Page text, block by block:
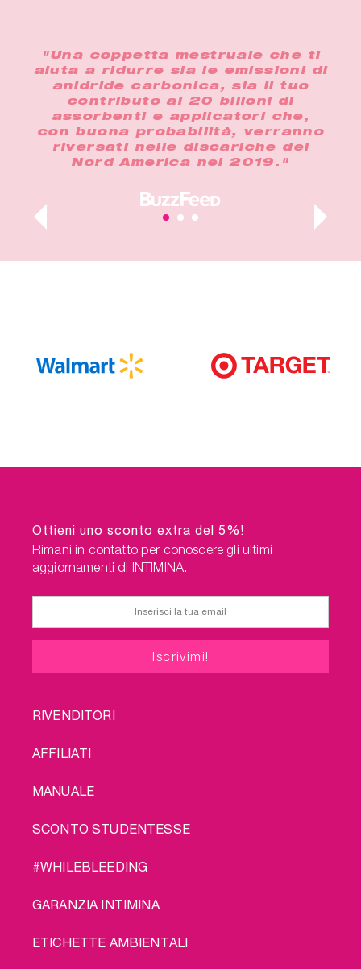
"Una coppetta mestruale che ti
aiuta a ridurre sia le emissioni di
anidride carbonica, sia il tuo
contributo ai 20 bilioni di
assorbenti e applicatori che,
con buona probabilità, verranno
riversati nelle discariche del
Nord America nel 2019."
Ottieni uno sconto extra del 5%!
Rimani in contatto per conoscere gli ultimi
aggiornamenti di INTIMINA.
FOOTER
RIVENDITORI
AFFILIATI
MANUALE
SCONTO STUDENTESSE
#WHILEBLEEDING
GARANZIA INTIMINA
ETICHETTE AMBIENTALI